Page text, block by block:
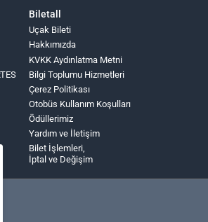
Biletall
Uçak Bileti
Hakkımızda
KVKK Aydınlatma Metni
Bilgi Toplumu Hizmetleri
Çerez Politikası
Otobüs Kullanım Koşulları
Ödüllerimiz
Yardım ve İletişim
Bilet İşlemleri,
İptal ve Değişim